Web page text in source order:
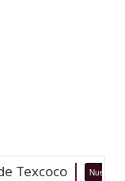
Texcoco Nuevo